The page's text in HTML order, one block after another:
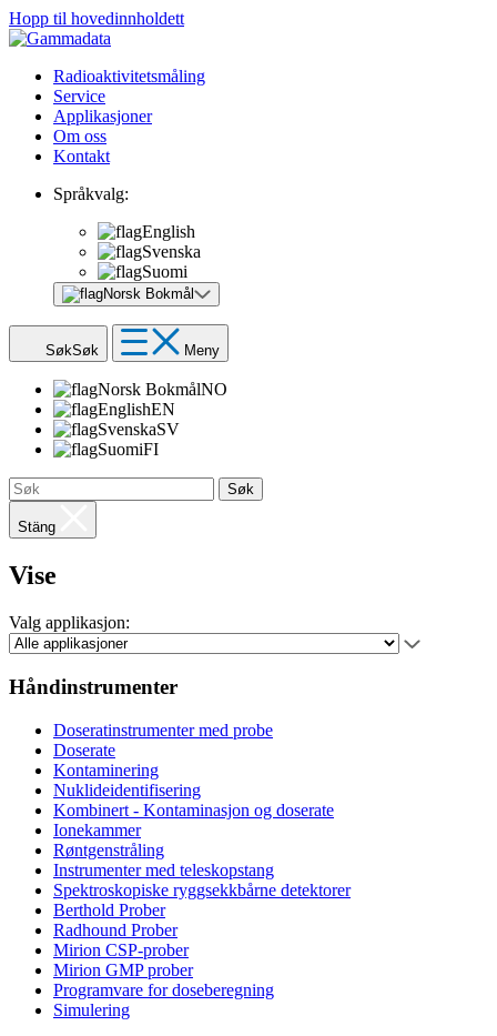
Hopp til hovedinnholdett
Radioaktivitetsmåling
Service
Applikasjoner
Om oss
Kontakt
Språkvalg:
English
Svenska
Suomi
Norsk Bokmål
SøkSøk Meny
Norsk BokmålNO
EnglishEN
SvenskaSV
SuomiFI
Søk
Stäng
Vise
Valg applikasjon:
Håndinstrumenter
Doseratinstrumenter med probe
Doserate
Kontaminering
Nuklideidentifisering
Kombinert - Kontaminasjon og doserate
Ionekammer
Røntgenstråling
Instrumenter med teleskopstang
Spektroskopiske ryggsekkbårne detektorer
Berthold Prober
Radhound Prober
Mirion CSP-prober
Mirion GMP prober
Programvare for doseberegning
Simulering